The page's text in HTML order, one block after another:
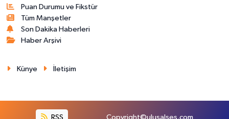
Puan Durumu ve Fikstür
Tüm Manşetler
Son Dakika Haberleri
Haber Arşivi
Künye İletişim
RSS Copyright©ulusalses.com